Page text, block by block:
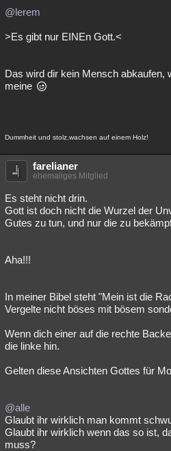
Lesenswert
@lerem
>Es gibt nur EINEn Gott.<
Das wird dir kein Mensch abkaufen,
meine
Dummheit und stolz,wachsen auf einem Holz!
farelianer
ehemaliges Mitglied
Es steht nicht drin.
Gott ist doch nicht die Wurzel der
Gutes zu tun, und nur die zu
Aha!!!
In meiner Bibel steht "Mein ist die
Vergelte nicht böses mit bösem
Wenn dich einer auf die rechte
die linke hin.
Gelten diese Ansichten Gottes für
@alle
Glaubt ihr wirklich man kommt
Glaubt ihr wirklich wenn das so ist,
muss?